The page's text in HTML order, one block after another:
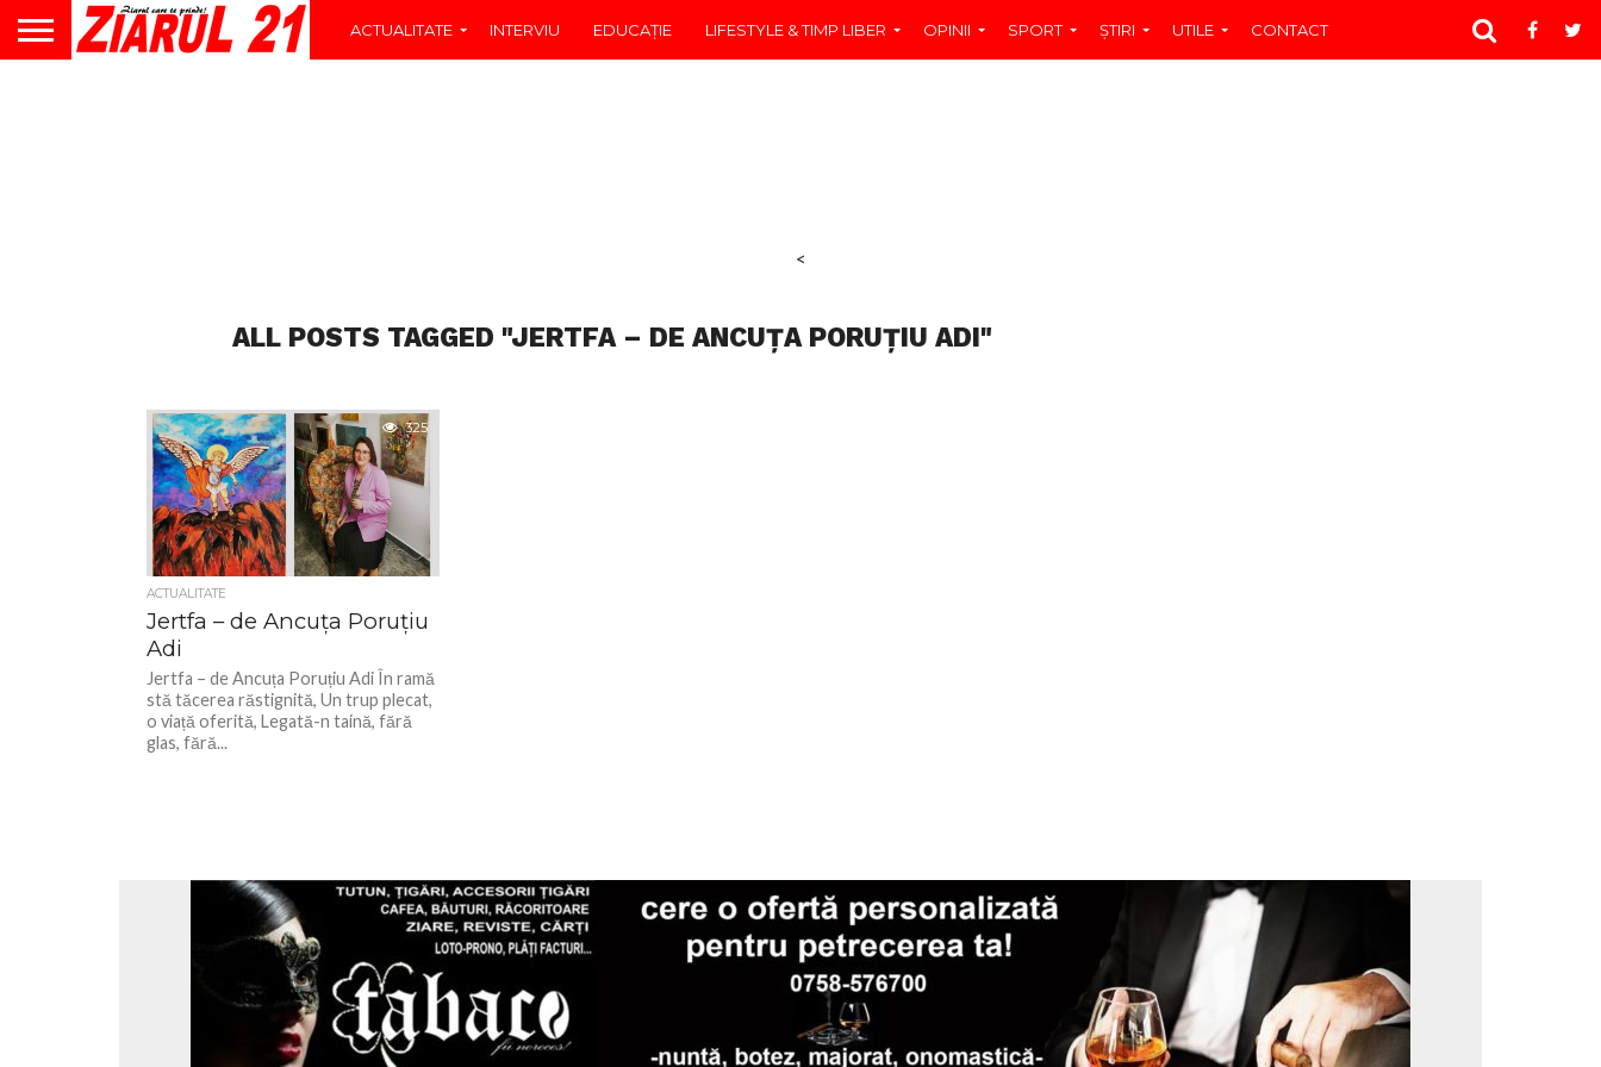
ACTUALITATE INTERVIU EDUCAŢIE LIFESTYLE & TIMP LIBER OPINII SPORT ŞTIRI UTILE CONTACT
<
ALL POSTS TAGGED "JERTFA – DE ANCUȚA PORUȚIU ADI"
325
ACTUALITATE
Jertfa – de Ancuța Poruțiu
Adi
Jertfa – de Ancuța Poruțiu Adi În ramă
stă tăcerea răstignită, Un trup plecat,
o viață oferită, Legată-n taină, fără
glas, fără...